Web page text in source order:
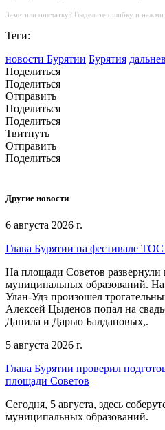
Заметили опечатку? Выделите ошибку и
Теги:
новости Бурятии Бурятия
Поделиться
Поделиться
Отправить
Поделиться
Поделиться
Твитнуть
Отправить
Поделиться
Другие новости
6 августа 2026 г.
Глава Бурятии на фестивале ТОС
На площади Советов
муниципальных образований.
Улан-Удэ произошел
Алексей Цыденов попал на
Данила и Дарью Балдановых,.
5 августа 2026 г.
Глава Бурятии проверил
площади Советов
Сегодня, 5 августа, здесь
муниципальных образований.